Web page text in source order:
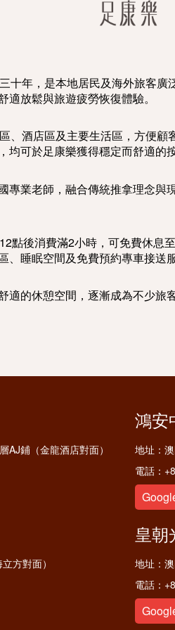
十年，是本地居民及海外旅客
放鬆與旅遊疲勞恢復體驗。
、酒店區及主要生活區，方便
可於足康樂獲得穩定而舒適的按
業老師，融合傳統推拿理念
點後消費滿2小時，可免費休
睡眠空間及免費預約專車接送
的休憩空間，逐漸成為不少
AJ鋪（金龍酒店對面）
鴻安
地址：
電話：
方對面）
皇朝
地址：
電話：